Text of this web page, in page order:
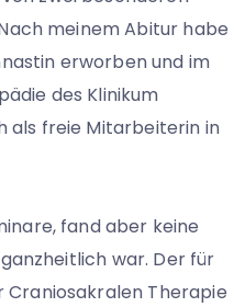
meinem Abitur habe
erworben und im
des Klinikum
als freie Mitarbeiterin in
fand aber keine
war. Der für
Craniosakralen Therapie